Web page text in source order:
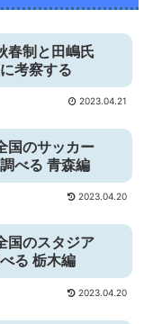
春制と田嶋氏
考察する
2023.04.21
国のサッカー
べる 青森編
2023.04.20
国のスタジア
る 栃木編
2023.04.20